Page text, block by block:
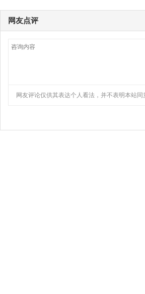
网友点评
网友评论仅供其表达个人看法，并不表明本站同